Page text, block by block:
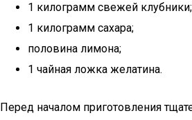
1 килограмм свежей клубники;
1 килограмм сахара;
половина лимона;
1 чайная ложка желатина.
Перед началом приготовления